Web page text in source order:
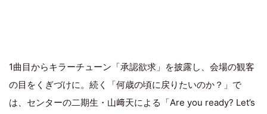
1曲目からキラーチューン「承認欲求」を披露し、会場の観客
の目をくぎづけに。続く「何歳の頃に戻りたいのか？」で
は、センターの二期生・山﨑天による「Are you ready? Let’s